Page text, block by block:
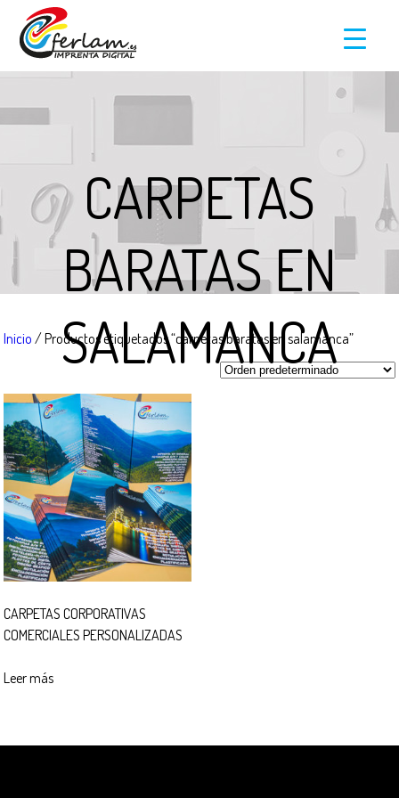
CARPETAS
BARATAS EN
SALAMANCA
Inicio / Productos etiquetados “carpetas baratas en salamanca”
CARPETAS CORPORATIVAS
COMERCIALES PERSONALIZADAS
Leer más